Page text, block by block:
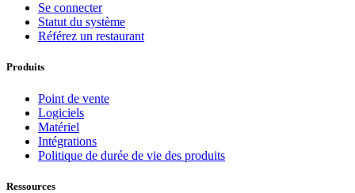
Se connecter
Statut du système
Référez un restaurant
Produits
Point de vente
Logiciels
Matériel
Intégrations
Politique de durée de vie des produits
Ressources